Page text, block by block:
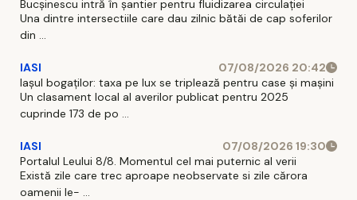
Bucșinescu intră în șantier pentru fluidizarea circulației
Una dintre intersectiile care dau zilnic bătăi de cap soferilor
din ...
IASI
07/08/2026 20:42
Iașul bogaților: taxa pe lux se triplează pentru case și mașini
Un clasament local al averilor publicat pentru 2025
cuprinde 173 de po ...
IASI
07/08/2026 19:30
Portalul Leului 8/8. Momentul cel mai puternic al verii
Există zile care trec aproape neobservate si zile cărora
oamenii le- ...